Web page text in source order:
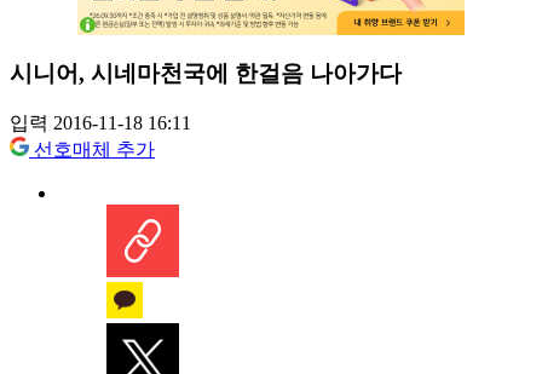
시니어, 시네마천국에 한걸음 나아가다
입력 2016-11-18 16:11
선호매체 추가